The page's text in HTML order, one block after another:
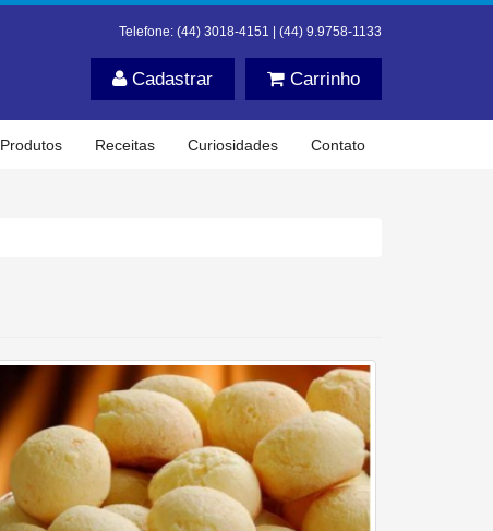
Telefone: (44) 3018-4151 | (44) 9.9758-1133
Cadastrar Carrinho
Produtos Receitas Curiosidades Contato